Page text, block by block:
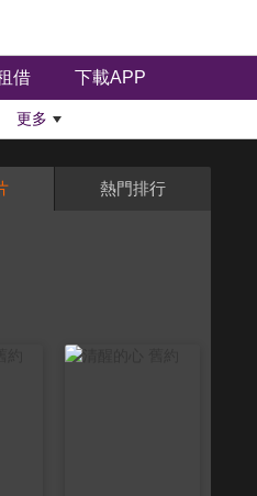
借 下載APP
更多
熱門排行